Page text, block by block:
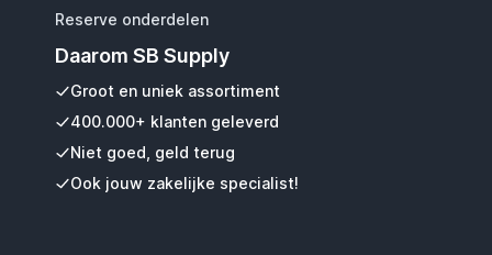
Reserve onderdelen
Daarom SB Supply
Groot en uniek assortiment
400.000+ klanten geleverd
Niet goed, geld terug
Ook jouw zakelijke specialist!